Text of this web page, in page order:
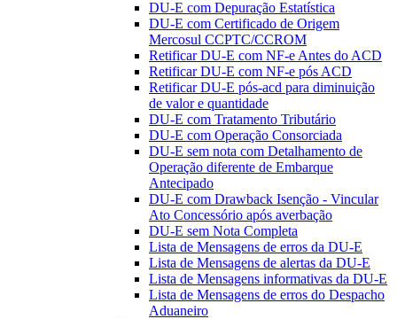
DU-E com Depuração Estatística
DU-E com Certificado de Origem
Mercosul CCPTC/CCROM
Retificar DU-E com NF-e Antes do ACD
Retificar DU-E com NF-e pós ACD
Retificar DU-E pós-acd para diminuição
de valor e quantidade
DU-E com Tratamento Tributário
DU-E com Operação Consorciada
DU-E sem nota com Detalhamento de
Operação diferente de Embarque
Antecipado
DU-E com Drawback Isenção - Vincular
Ato Concessório após averbação
DU-E sem Nota Completa
Lista de Mensagens de erros da DU-E
Lista de Mensagens de alertas da DU-E
Lista de Mensagens informativas da DU-E
Lista de Mensagens de erros do Despacho
Aduaneiro